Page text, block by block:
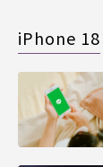
iPhone 18